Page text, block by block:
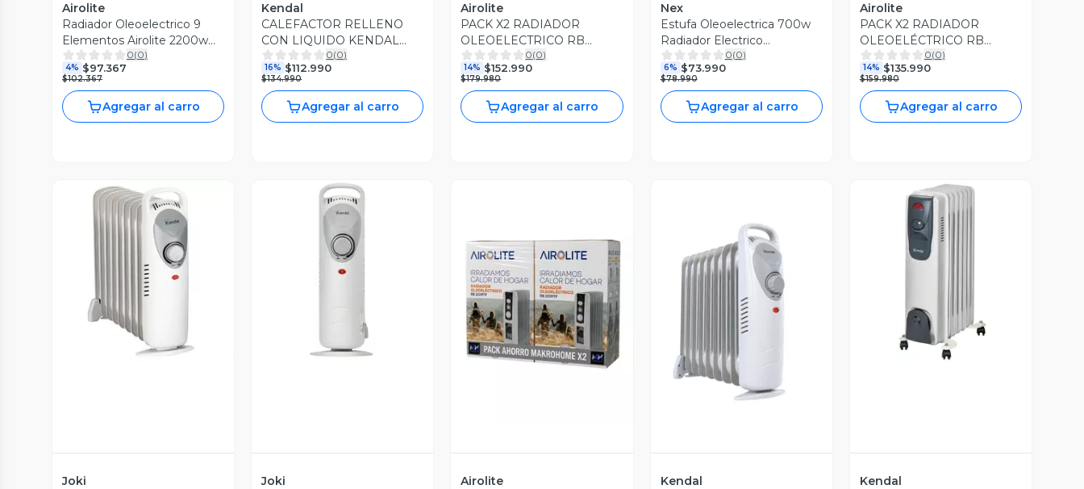
Airolite
Radiador Oleoelectrico 9
Elementos Airolite 2200w
Rb2209tp
0(0)
4% $97.367
$102.367
Agregar al carro
Kendal
CALEFACTOR RELLENO
CON LIQUIDO KENDAL
KO1500 OLEO
0(0)
16% $112.990
$134.990
Agregar al carro
Airolite
PACK X2 RADIADOR
OLEOELECTRICO RB
2209TP
0(0)
14% $152.990
$179.980
Agregar al carro
Nex
Estufa Oleoelectrica 700w
Radiador Electrico
Re001oi20 0(0)
6% $73.990
$78.990
Agregar al carro
Airolite
PACK X2 RADIADOR
OLEOELÉCTRICO RB
1507TP
0(0)
14% $135.990
$159.980
Agregar al carro
Vista Previa
Joki
Vista Previa
Joki
Vista Previa
Airolite
Vista Previa
Kendal
Kendal